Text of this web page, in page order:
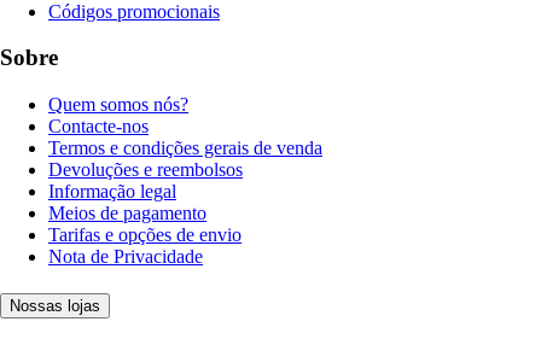
Códigos promocionais
Sobre
Quem somos nós?
Contacte-nos
Termos e condições gerais de venda
Devoluções e reembolsos
Informação legal
Meios de pagamento
Tarifas e opções de envio
Nota de Privacidade
Nossas lojas